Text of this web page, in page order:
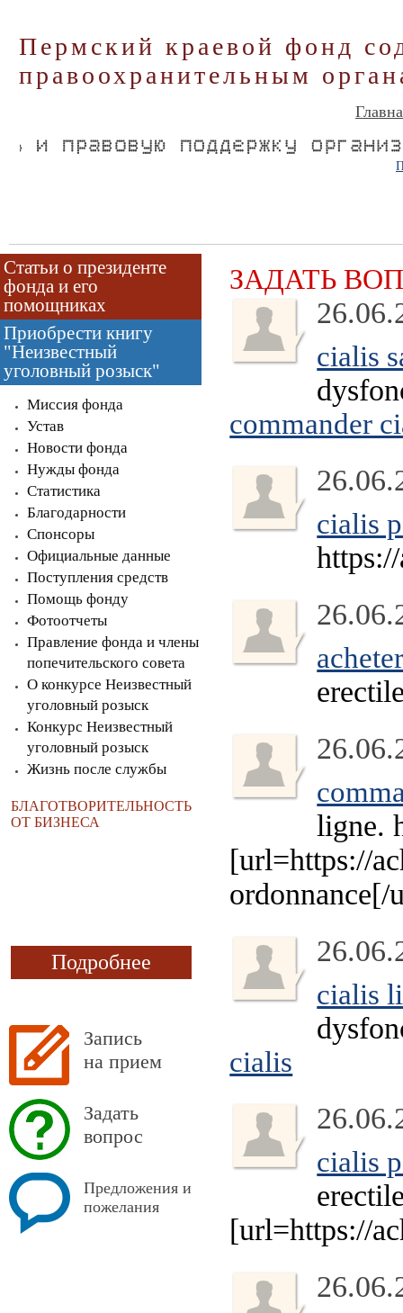
Пермский краевой фонд
правоохранительным
Статьи о президенте
фонда и его
помощниках
Приобрести книгу
"Неизвестный
уголовный розыск"
Миссия фонда
Устав
Новости фонда
Нужды фонда
Статистика
Благодарности
Спонсоры
Официальные данные
Поступления средств
Помощь фонду
Фотоотчеты
Правление фонда и члены
попечительского совета
О конкурсе Неизвестный
уголовный розыск
Конкурс Неизвестный
уголовный розыск
Жизнь после службы
БЛАГОТВОРИТЕЛЬНОСТЬ
ОТ БИЗНЕСА
Подробнее
Запись
на прием
Задать
вопрос
Предложения и
пожелания
ЗАДАТЬ
cialis
commander
cialis
ligne.
[url=https://
ordonnance[/
cialis
cialis
cialis
[url=https://